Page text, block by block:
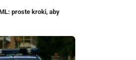
proste kroki, aby